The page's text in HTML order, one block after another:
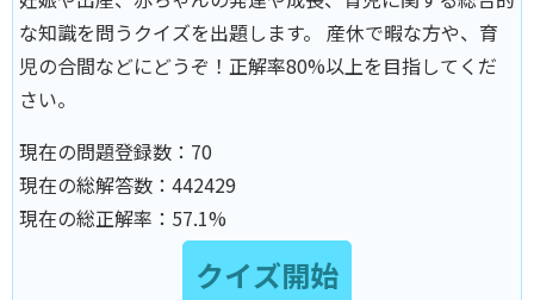
な知識を問うクイズを出題します。 産休で暇な方や、育
児の合間などにどうぞ！正解率80%以上を目指してくだ
さい。
現在の問題登録数： 70
現在の総解答数： 442429
現在の総正解率： 57.1%